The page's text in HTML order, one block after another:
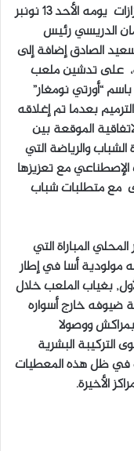
أشرف السيد صالح بن يطو عامل إقليم ورزازات يومه الأحد 13 نونبر
الدريسي رئيس
سعيد الصادق إضافة إلى
على تدشين ملعب
“أورتي نومغار”
بعدما تم إغلاقه
الموقعة بين
الشباب والرياضة التي
مع تعزيزها
مع متطلبات شباب
المباراة التي
مولودية أسا في إطار
بغياب الملعب خلال
ضيوفه خارج أسواره
ووصولا
التركيبة البشرية
و في ظل هذه المعطيات
الأخيرة.